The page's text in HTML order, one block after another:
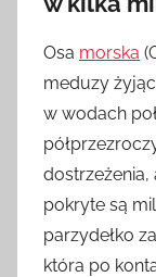
Osa morska
meduzy
w wodach
dostrzeżenia,
pokryte są
parzydełko
która po